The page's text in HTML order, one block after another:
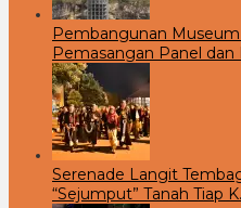
Pembangunan
Pemasangan Panel dan
Serenade Langit
“Sejumput” Tanah Tiap